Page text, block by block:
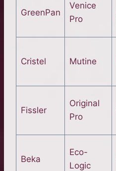
GreenPan
Venice
Pro
Cristel Mutine
Fissler
Original
Pro
Beka
Eco-
Logic